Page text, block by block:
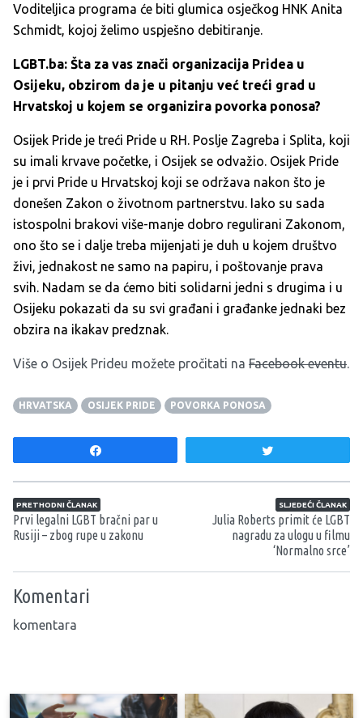
Voditeljica programa će biti glumica osječkog HNK Anita
Schmidt, kojoj želimo uspješno debitiranje.
LGBT.ba: Šta za vas znači organizacija Pridea u
Osijeku, obzirom da je u pitanju već treći grad u
Hrvatskoj u kojem se organizira povorka ponosa?
Osijek Pride je treći Pride u RH. Poslje Zagreba i Splita, koji
su imali krvave početke, i Osijek se odvažio. Osijek Pride
je i prvi Pride u Hrvatskoj koji se održava nakon što je
donešen Zakon o životnom partnerstvu. Iako su sada
istospolni brakovi više-manje dobro regulirani Zakonom,
ono što se i dalje treba mijenjati je duh u kojem društvo
živi, jednakost ne samo na papiru, i poštovanje prava
svih. Nadam se da ćemo biti solidarni jedni s drugima i u
Osijeku pokazati da su svi građani i građanke jednaki bez
obzira na ikakav predznak.
Više o Osijek Prideu možete pročitati na Facebook eventu.
HRVATSKA OSIJEK PRIDE POVORKA PONOSA
Navigacija članaka
PRETHODNI ČLANAK
Prvi legalni LGBT bračni par u
Rusiji – zbog rupe u zakonu
SLJEDEĆI ČLANAK
Julia Roberts primit će LGBT
nagradu za ulogu u filmu
‘Normalno srce’
Komentari
komentara